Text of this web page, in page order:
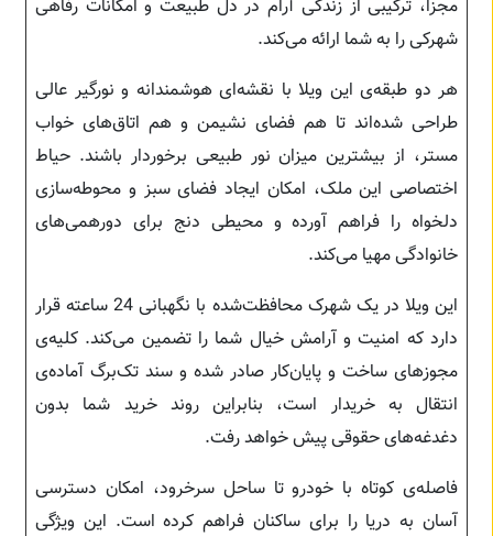
مجزا، ترکیبی از زندگی آرام در دل طبیعت و امکانات رفاهی
شهرکی را به شما ارائه می‌کند.
هر دو طبقه‌ی این ویلا با نقشه‌ای هوشمندانه و نورگیر عالی
طراحی شده‌اند تا هم فضای نشیمن و هم اتاق‌های خواب
مستر، از بیشترین میزان نور طبیعی برخوردار باشند. حیاط
اختصاصی این ملک، امکان ایجاد فضای سبز و محوطه‌سازی
دلخواه را فراهم آورده و محیطی دنج برای دورهمی‌های
خانوادگی مهیا می‌کند.
این ویلا در یک شهرک محافظت‌شده با نگهبانی 24 ساعته قرار
دارد که امنیت و آرامش خیال شما را تضمین می‌کند. کلیه‌ی
مجوزهای ساخت و پایان‌کار صادر شده و سند تک‌برگ آماده‌ی
انتقال به خریدار است، بنابراین روند خرید شما بدون
دغدغه‌های حقوقی پیش خواهد رفت.
فاصله‌ی کوتاه با خودرو تا ساحل سرخرود، امکان دسترسی
آسان به دریا را برای ساکنان فراهم کرده است. این ویژگی